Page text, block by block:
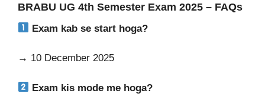
BRABU UG 4th Semester Exam 2025 – FAQs
Exam kab se start hoga?
→ 10 December 2025
Exam kis mode me hoga?